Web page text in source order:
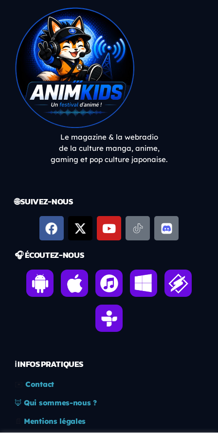
Le magazine & la webradio
de la culture manga, anime,
gaming et pop culture japonaise.
🌐 SUIVEZ-NOUS
🎧 ÉCOUTEZ-NOUS
ℹ️ INFOS PRATIQUES
Contact
🦊 Qui sommes-nous ?
Mentions légales